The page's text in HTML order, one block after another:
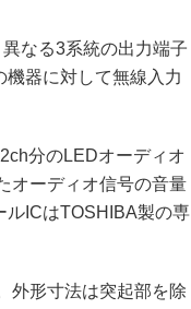
なる3系統の出力端子
器に対して無線入力
分のLEDオーディオ
オーディオ信号の音量
ルICはTOSHIBA製の専
外形寸法は突起部を除